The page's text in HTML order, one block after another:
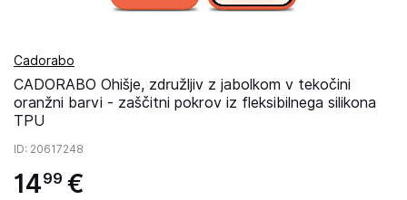
Cadorabo
CADORABO Ohišje, združljiv z jabolkom v tekočini
oranžni barvi - zaščitni pokrov iz fleksibilnega silikona
TPU
ID: 20617248
1499 €